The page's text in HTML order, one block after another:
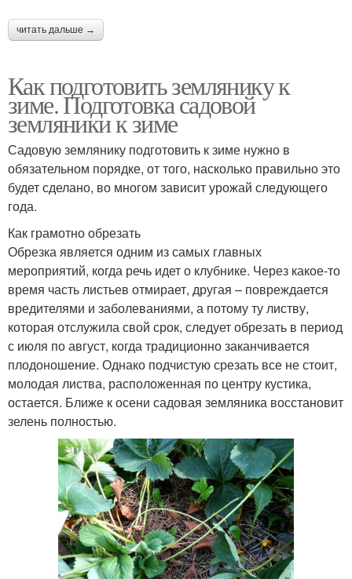
читать дальше →
Как подготовить землянику к
зиме. Подготовка садовой
земляники к зиме
Садовую землянику подготовить к зиме нужно в
обязательном порядке, от того, насколько правильно это
будет сделано, во многом зависит урожай следующего
года.
Как грамотно обрезать
Обрезка является одним из самых главных
мероприятий, когда речь идет о клубнике. Через какое-то
время часть листьев отмирает, другая – повреждается
вредителями и заболеваниями, а потому ту листву,
которая отслужила свой срок, следует обрезать в период
с июля по август, когда традиционно заканчивается
плодоношение. Однако подчистую срезать все не стоит,
молодая листва, расположенная по центру кустика,
остается. Ближе к осени садовая земляника восстановит
зелень полностью.